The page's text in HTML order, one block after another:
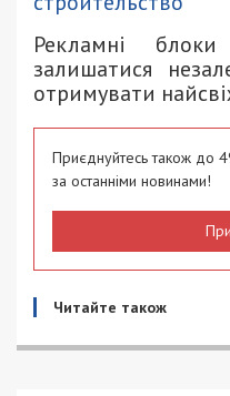
Рекламні
залишатися
отримувати
Приєднуйтесь також до
за останніми новинами!
Читайте також